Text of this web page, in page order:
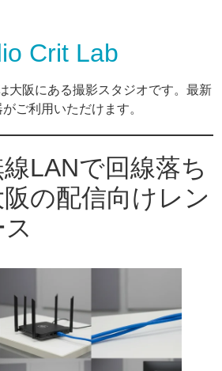
Crit Lab
大阪にある撮影スタジオです。最新
ご利用いただけます。
LANで回線落ち
の配信向けレン